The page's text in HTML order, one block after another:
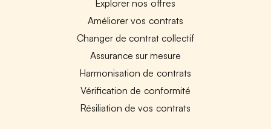
Explorer nos offres
Améliorer vos contrats
Changer de contrat collectif
Assurance sur mesure
Harmonisation de contrats
Vérification de conformité
Résiliation de vos contrats